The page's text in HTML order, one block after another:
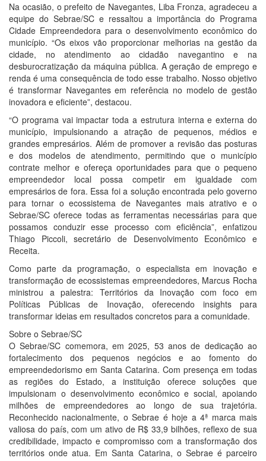
Na ocasião, o prefeito de Navegantes, Liba Fronza, agradeceu a
equipe do Sebrae/SC e ressaltou a importância do Programa
Cidade Empreendedora para o desenvolvimento econômico do
município. “Os eixos vão proporcionar melhorias na gestão da
cidade, no atendimento ao cidadão navegantino e na
desburocratização da máquina pública. A geração de emprego e
renda é uma consequência de todo esse trabalho. Nosso objetivo
é transformar Navegantes em referência no modelo de gestão
inovadora e eficiente”, destacou.
“O programa vai impactar toda a estrutura interna e externa do
município, impulsionando a atração de pequenos, médios e
grandes empresários. Além de promover a revisão das posturas
e dos modelos de atendimento, permitindo que o município
contrate melhor e ofereça oportunidades para que o pequeno
empreendedor local possa competir em igualdade com
empresários de fora. Essa foi a solução encontrada pelo governo
para tornar o ecossistema de Navegantes mais atrativo e o
Sebrae/SC oferece todas as ferramentas necessárias para que
possamos conduzir esse processo com eficiência”, enfatizou
Thiago Piccoli, secretário de Desenvolvimento Econômico e
Receita.
Como parte da programação, o especialista em inovação e
transformação de ecossistemas empreendedores, Marcus Rocha
ministrou a palestra: Territórios da Inovação com foco em
Políticas Públicas de Inovação, oferecendo insights para
transformar ideias em resultados concretos para a comunidade.
Sobre o Sebrae/SC
O Sebrae/SC comemora, em 2025, 53 anos de dedicação ao
fortalecimento dos pequenos negócios e ao fomento do
empreendedorismo em Santa Catarina. Com presença em todas
as regiões do Estado, a instituição oferece soluções que
impulsionam o desenvolvimento econômico e social, apoiando
milhões de empreendedores ao longo de sua trajetória.
Reconhecido nacionalmente, o Sebrae é hoje a 4ª marca mais
valiosa do país, com um ativo de R$ 33,9 bilhões, reflexo de sua
credibilidade, impacto e compromisso com a transformação dos
territórios onde atua. Em Santa Catarina, o Sebrae é parceiro